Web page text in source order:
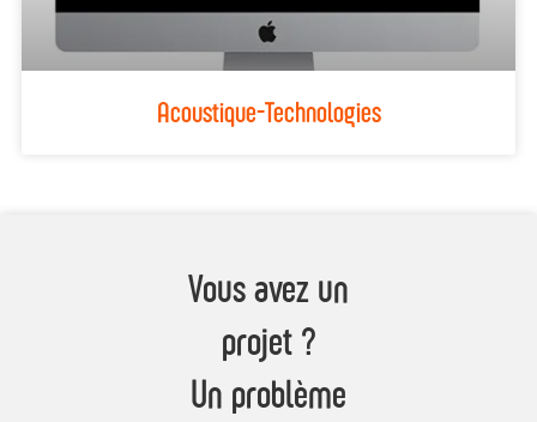
Acoustique-Technologies
Vous avez un
projet ?
Un problème